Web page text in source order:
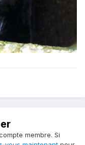
membre. Si